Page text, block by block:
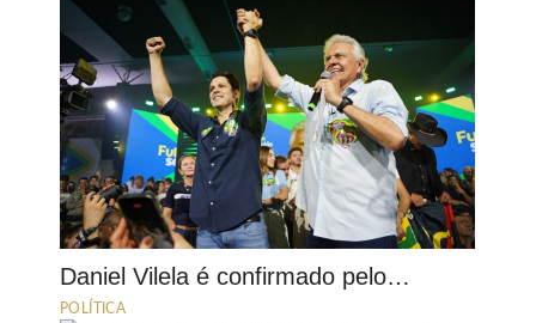
Daniel Vilela é confirmado pelo…
POLÍTICA